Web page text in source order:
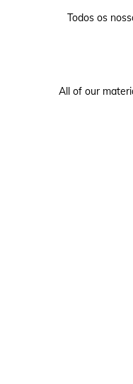
Todos os
All of our